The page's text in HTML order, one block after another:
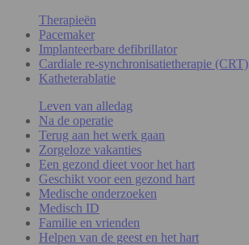
Therapieën
Pacemaker
Implanteerbare defibrillator
Cardiale re-synchronisatietherapie (CRT)
Katheterablatie
Leven van alledag
Na de operatie
Terug aan het werk gaan
Zorgeloze vakanties
Een gezond dieet voor het hart
Geschikt voor een gezond hart
Medische onderzoeken
Medisch ID
Familie en vrienden
Helpen van de geest en het hart